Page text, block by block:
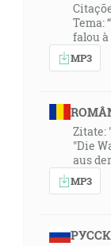
Tema:
falou à
MP3
Zitate:
"Die
aus
MP3